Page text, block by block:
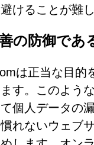
けることが難
の防御であ
は正当な目的
す。このよう
個人データの
れないウェブ